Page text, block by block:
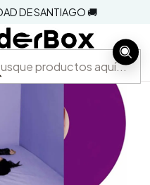
DE SANTIAGO 🚚